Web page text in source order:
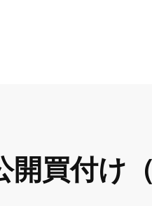
買付け